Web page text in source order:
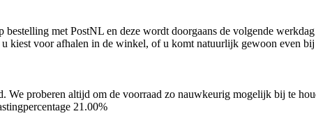
met PostNL en deze wordt doorgaans de volgende
kiest voor afhalen in de winkel, of u komt natuurlijk gewoon even bij
proberen altijd om de voorraad zo nauwkeurig mogelijk bij te
21.00%